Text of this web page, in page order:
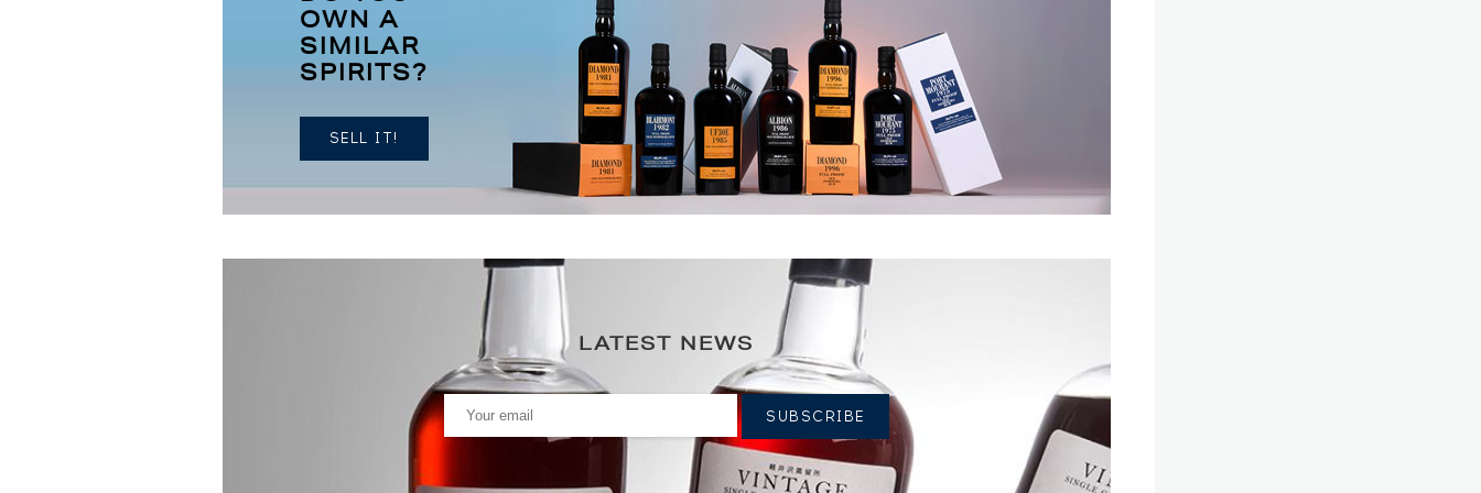
OWN A
SIMILAR
SPIRITS?
SELL IT!
LATEST NEWS